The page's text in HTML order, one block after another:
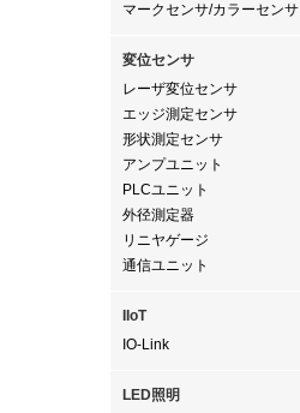
マークセンサ/カラーセンサ
変位センサ
レーザ変位センサ
エッジ測定センサ
形状測定センサ
アンプユニット
PLCユニット
外径測定器
リニヤゲージ
通信ユニット
IIoT
IO-Link
LED照明